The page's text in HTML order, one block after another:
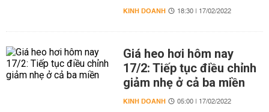
KINH DOANH 18:30 | 17/02/2022
Giá heo hơi hôm nay
17/2: Tiếp tục điều chỉnh
giảm nhẹ ở cả ba miền
KINH DOANH 05:00 | 17/02/2022